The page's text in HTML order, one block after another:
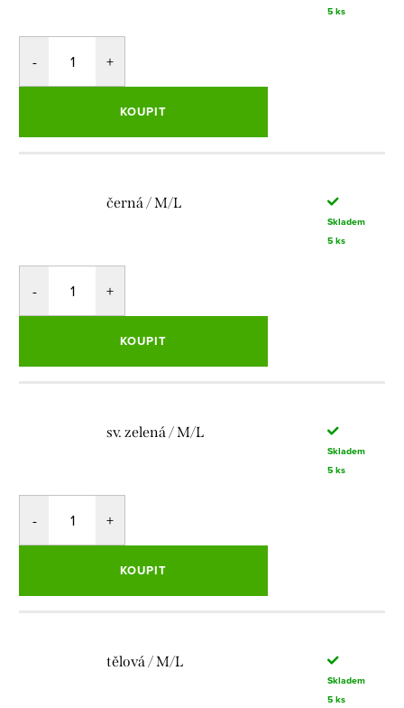
5 ks
KOUPIT
černá / M/L
Skladem
5 ks
KOUPIT
sv. zelená / M/L
Skladem
5 ks
KOUPIT
tělová / M/L
Skladem
5 ks